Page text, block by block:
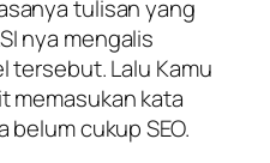
tulisan yang
nya mengalis
tersebut. Lalu Kamu
memasukan kata
belum cukup SEO.